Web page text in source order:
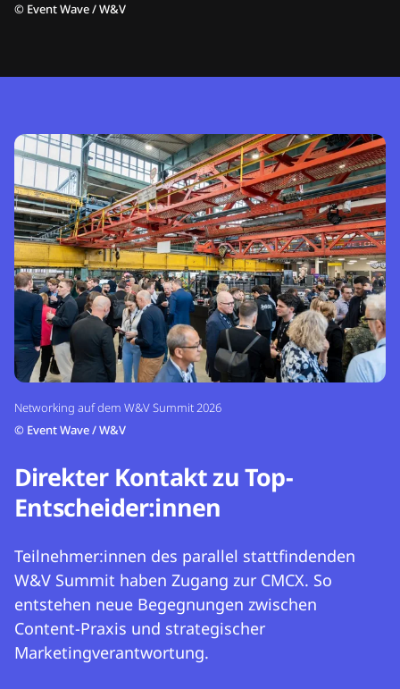
© Event Wave / W&V
Networking auf dem W&V Summit 2026
© Event Wave / W&V
Direkter Kontakt zu Top-
Entscheider:innen
Teilnehmer:innen des parallel stattfindenden
W&V Summit haben Zugang zur CMCX. So
entstehen neue Begegnungen zwischen
Content-Praxis und strategischer
Marketingverantwortung.